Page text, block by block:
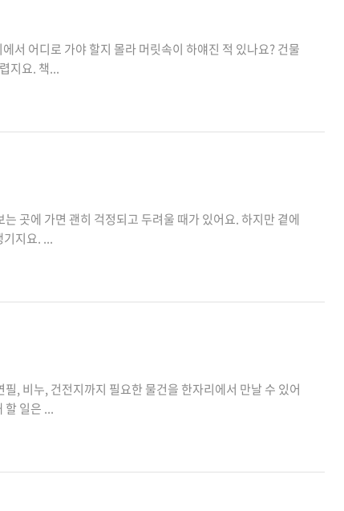
어디로 가야 할지 몰라 머릿속이 하얘진 적 있나요? 건물
지요. 책...
곳에 가면 괜히 걱정되고 두려울 때가 있어요. 하지만 곁에
지요. ...
, 비누, 건전지까지 필요한 물건을 한자리에서 만날 수 있어
할 일은 ...